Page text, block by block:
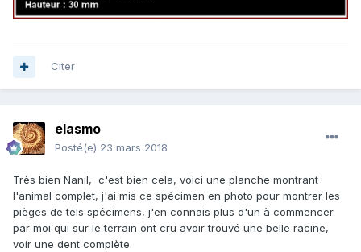
Citer
elasmo
Posté(e) 23 mars 2018
Très bien Nanil, c'est bien cela, voici une planche montrant
l'animal complet, j'ai mis ce spécimen en photo pour montrer les
pièges de tels spécimens, j'en connais plus d'un à commencer
par moi qui sur le terrain ont cru avoir trouvé une belle racine,
voir une dent complète.